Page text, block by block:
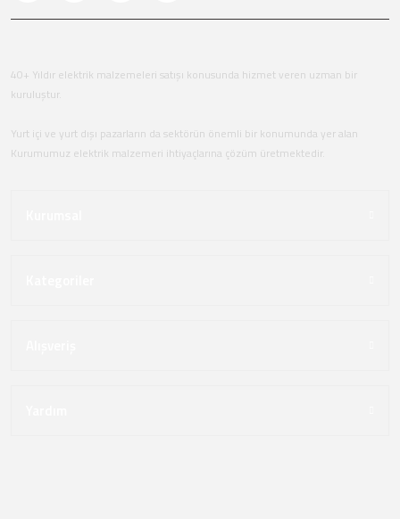
40+ Yıldır elektrik malzemeleri satışı konusunda hizmet veren uzman bir
kuruluştur.
Yurt içi ve yurt dışı pazarların da sektörün önemli bir konumunda yer alan
Kurumumuz elektrik malzemeri ihtiyaçlarına çözüm üretmektedir.